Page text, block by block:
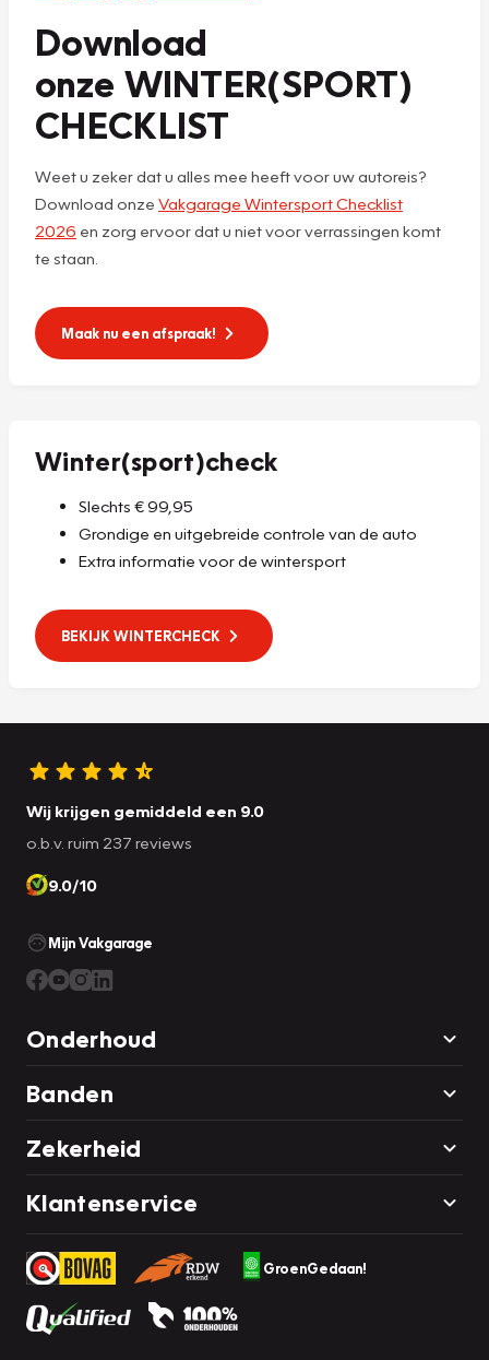
Download
onze WINTER(SPORT)
CHECKLIST
Weet u zeker dat u alles mee heeft voor uw autoreis?
Download onze Vakgarage Wintersport Checklist
2026 en zorg ervoor dat u niet voor verrassingen komt
te staan.
Maak nu een afspraak!
Winter(sport)check
Slechts € 99,95
Grondige en uitgebreide controle van de auto
Extra informatie voor de wintersport
BEKIJK WINTERCHECK
Wij krijgen gemiddeld een 9.0
o.b.v. ruim 237 reviews
9.0/10
Mijn Vakgarage
Onderhoud
Banden
Zekerheid
Klantenservice
GroenGedaan!